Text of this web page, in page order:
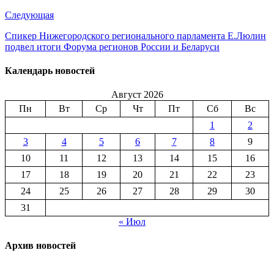
Следующая
Спикер Нижегородского регионального парламента Е.Люлин
подвел итоги Форума регионов России и Беларуси
Календарь новостей
Август 2026
Пн
Вт Ср Чт Пт Сб
Вс
1
2
3
4 5 6 7 8
9
10
11 12 13 14 15
16
17
18 19 20 21 22
23
24
25 26 27 28 29
30
31
« Июл
Архив новостей